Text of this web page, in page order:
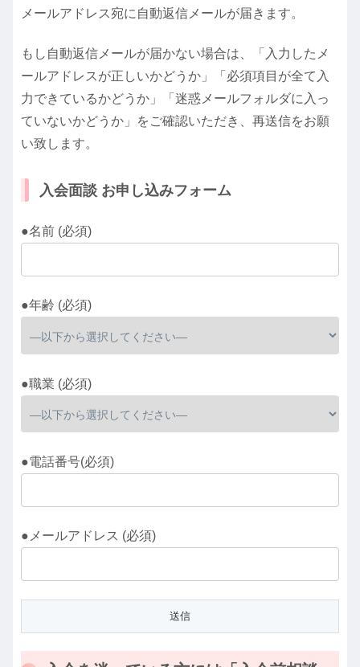
メールアドレス宛に自動返信メールが届きます。
もし自動返信メールが届かない場合は、「入力したメ
ールアドレスが正しいかどうか」「必須項目が全て入
力できているかどうか」「迷惑メールフォルダに入っ
ていないかどうか」をご確認いただき、再送信をお願
い致します。
入会面談 お申し込みフォーム
●名前 (必須)
●年齢 (必須)
●職業 (必須)
●電話番号(必須)
●メールアドレス (必須)